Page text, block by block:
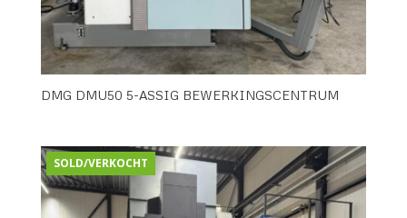
DMG DMU50 5-ASSIG BEWERKINGSCENTRUM
SOLD/VERKOCHT